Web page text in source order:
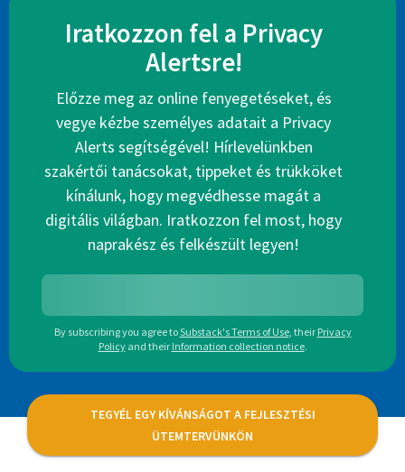
Iratkozzon fel a Privacy
Alertsre!
Előzze meg az online fenyegetéseket, és
vegye kézbe személyes adatait a Privacy
Alerts segítségével! Hírlevelünkben
szakértői tanácsokat, tippeket és trükköket
kínálunk, hogy megvédhesse magát a
digitális világban. Iratkozzon fel most, hogy
naprakész és felkészült legyen!
By subscribing you agree toSubstack's Terms of Use, their Privacy
Policy and their Information collection notice.
TEGYÉL EGY KÍVÁNSÁGOT A FEJLESZTÉSI
ÜTEMTERVÜNKÖN